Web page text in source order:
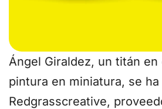
Ángel Giraldez, un titán en
pintura en miniatura, se
Redgrasscreative,